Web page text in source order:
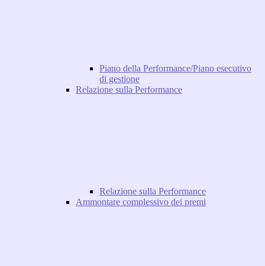
Piano della Performance/Piano esecutivo
di gestione
Relazione sulla Performance
Relazione sulla Performance
Ammontare complessivo dei premi